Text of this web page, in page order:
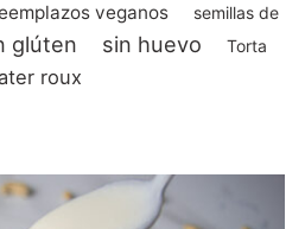
veganos
semillas de
glúten sin huevo
Torta
roux